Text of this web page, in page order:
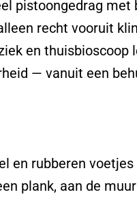
pistoongedrag
recht vooruit
en thuisbioscoop
— vanuit een
en rubberen
plank, aan de